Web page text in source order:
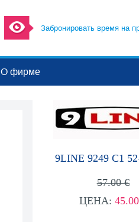
Забронировать время на
О фирме
9LINE 9249 C1
57.00 €
ЦЕНА: